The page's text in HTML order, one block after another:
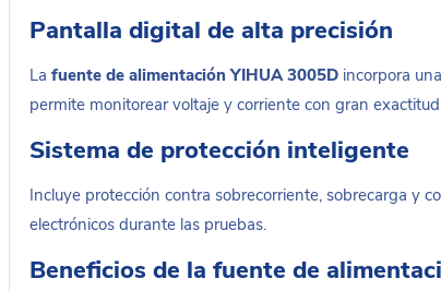
Pantalla digital de alta precisión
La fuente de alimentación YIHUA 3005D incorpora
permite monitorear voltaje y corriente con gran
Sistema de protección inteligente
Incluye protección contra sobrecorriente, sobrecarga y
electrónicos durante las pruebas.
Beneficios de la fuente de